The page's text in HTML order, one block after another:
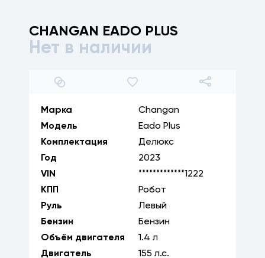
CHANGAN EADO PLUS
Нет в наличии
1/16
Марка
Changan
Модель
Eado Plus
Комплектация
Делюкс
Год
2023
VIN
*************1222
КПП
Робот
Руль
Левый
Бензин
Бензин
Объём двигателя
1.4 л
Двигатель
155 л.с.